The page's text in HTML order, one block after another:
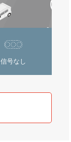
信号なし